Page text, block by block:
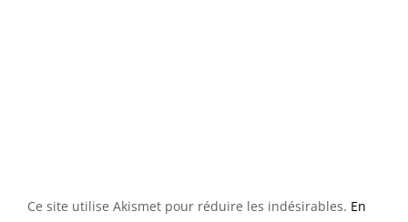
Ce site utilise Akismet pour réduire les indésirables. En